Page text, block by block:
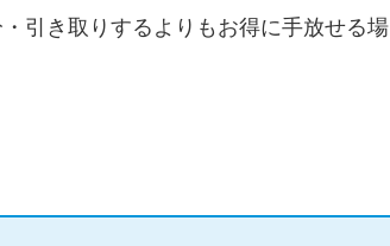
引き取りするよりもお得に手放せる場